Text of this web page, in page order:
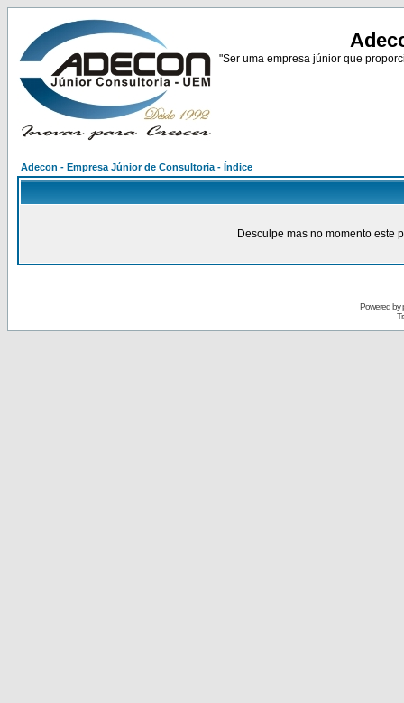
"Ser uma empresa júnior que
Adecon - Empresa Júnior de Consultoria - Índice
Desculpe mas no momento este
Powered by